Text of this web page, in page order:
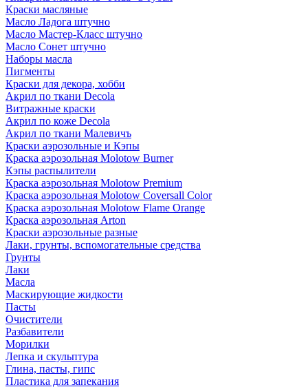
Краски масляные
Масло Ладога штучно
Масло Мастер-Класс штучно
Масло Сонет штучно
Наборы масла
Пигменты
Краски для декора, хобби
Акрил по ткани Decola
Витражные краски
Акрил по коже Decola
Акрил по ткани Малевичъ
Краски аэрозольные и Кэпы
Краска аэрозольная Molotow Burner
Кэпы распылители
Краска аэрозольная Molotow Premium
Краска аэрозольная Molotow Coversall Color
Краска аэрозольная Molotow Flame Orange
Краска аэрозольная Arton
Краски аэрозольные разные
Лаки, грунты, вспомогательные средства
Грунты
Лаки
Масла
Маскирующие жидкости
Пасты
Очистители
Разбавители
Морилки
Лепка и скульптура
Глина, пасты, гипс
Пластика для запекания